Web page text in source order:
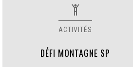
DÉFI MONTAGNE SP